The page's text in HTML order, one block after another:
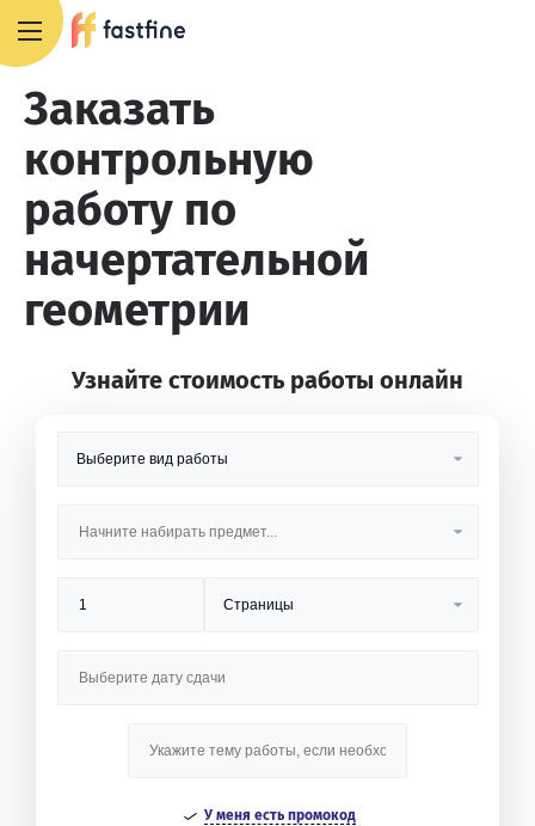
Заказать
контрольную
работу по
начертательной
геометрии
Узнайте стоимость работы онлайн
У меня есть промокод